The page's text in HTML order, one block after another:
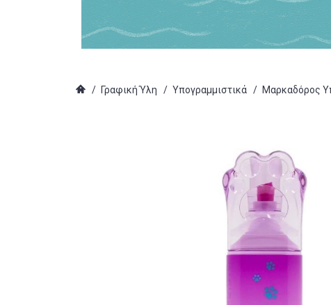
/ Γραφική Ύλη / Υπογραμμιστικά / Μαρκαδόρος